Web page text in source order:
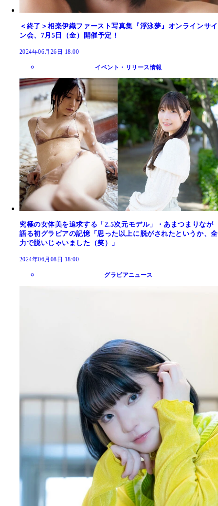
＜終了＞相楽伊織ファースト写真集『浮泳夢』オンラインサイ
ン会、7月5日（金）開催予定！
2024年06月26日 18:00
イベント・リリース情報
究極の女体美を追求する「2.5次元モデル」・あまつまりなが
語る初グラビアの記憶「思った以上に脱がされたというか、全
力で脱いじゃいました（笑）」
2024年06月08日 18:00
グラビアニュース